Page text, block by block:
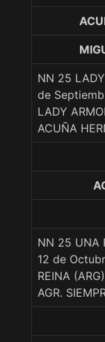
NN 25
de
LADY
ACUÑA
NN 25 UNA
12 de
REINA
AGR.